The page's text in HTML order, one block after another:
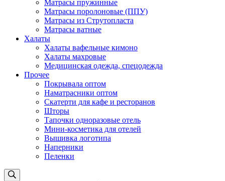
Матрасы пружинные
Матрасы поролоновые (ППУ)
Матрасы из Струтопласта
Матрасы ватные
Халаты
Халаты вафельные кимоно
Халаты махровые
Медицинская одежда, спецодежда
Прочее
Покрывала оптом
Наматрасники оптом
Скатерти для кафе и ресторанов
Шторы
Тапочки одноразовые отель
Мини-косметика для отелей
Вышивка логотипа
Наперники
Пеленки